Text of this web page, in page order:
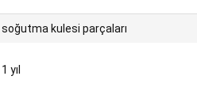
soğutma kulesi parçaları
1 yıl